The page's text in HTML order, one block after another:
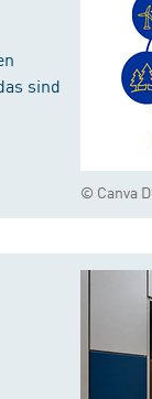
© Canva
sind